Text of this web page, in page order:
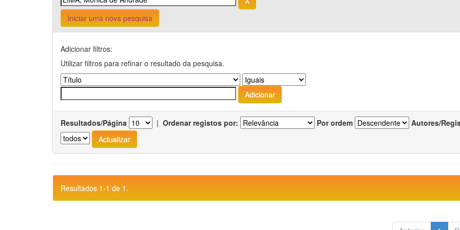
Iniciar uma nova pesquisa
Adicionar filtros:
Utilizar filtros para refinar o resultado da pesquisa.
Resultados/Página | Ordenar registos por: Por ordem Autores/
Resultados 1-1 de 1.